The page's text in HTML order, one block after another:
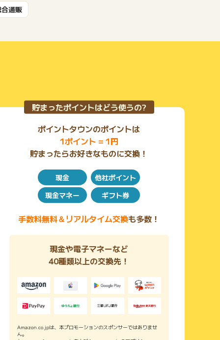
通販
貯まったポイントはどう使うの?
ポイントタウンのポイントは
1ポイント = 1円
貯まったらお好きなものに交換！
現金
他社ポイント
現金マネー
ギフト券
手数料無料＆リアルタイム交換も多数！
現金や電子マネーなど
40種類以上の交換先！
Amazon.co.jpは、本プロモーションのスポンサーではありませ
ん。